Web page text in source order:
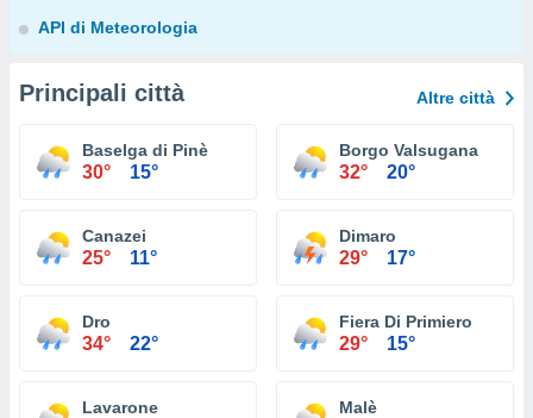
API di Meteorologia
Principali città Altre città
Baselga di Pinè
30° 15°
Borgo Valsugana
32° 20°
Canazei
25° 11°
Dimaro
29° 17°
Dro
34° 22°
Fiera Di Primiero
29° 15°
Lavarone Malè